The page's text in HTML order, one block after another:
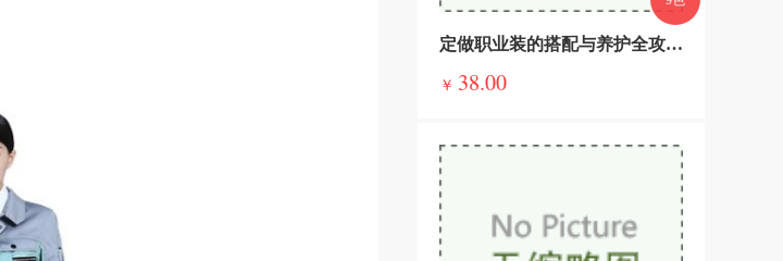
定做职业装的搭配与养护全攻略，穿得得体，用得持久
￥ 38.00